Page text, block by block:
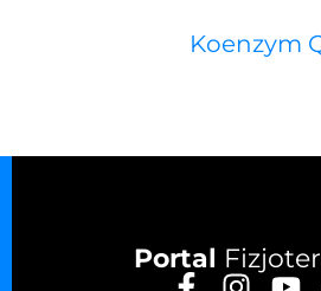
Koenzym
Portal